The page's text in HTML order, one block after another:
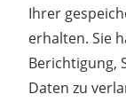
Ihrer
erhalten. Sie
Berichtigung,
Daten zu